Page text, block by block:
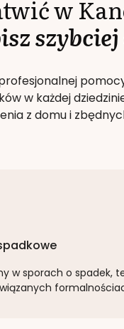
w
w każdej
z domu i
w sporach o spadek,